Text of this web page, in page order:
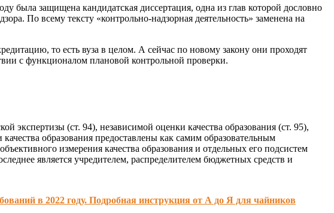
была защищена кандидатская диссертация, одна из глав которой дословно
По всему тексту «контрольно-надзорная деятельность» заменена на
то есть вуза в целом. А сейчас по новому закону они проходят
с функционалом плановой контрольной проверки.
экспертизы (ст. 94), независимой оценки качества образования (ст. 95),
образования предоставлены как самим образовательным
измерения качества образования и отдельных его подсистем
является учредителем, распределителем бюджетных средств и
в 2022 году. Подробная инструкция от А до Я для чайников